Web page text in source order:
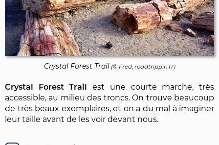
Crystal Forest Trail(© Fred, roadtrippin.fr)
Crystal Forest Trail est une courte marche, très
accessible, au milieu des troncs. On trouve beaucoup
de très beaux exemplaires, et on a du mal à imaginer
leur taille avant de les voir devant nous.